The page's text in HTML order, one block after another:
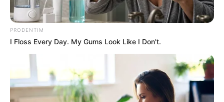
PRODENTIM
I Floss Every Day. My Gums Look Like I Don't.